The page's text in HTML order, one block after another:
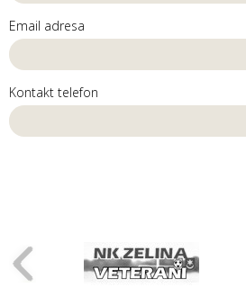
Email adresa
Kontakt telefon